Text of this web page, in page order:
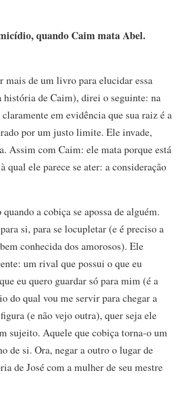
quando Caim mata Abel.
mais de um livro para elucidar essa
história de Caim), direi o seguinte: na
em evidência que sua raiz é a
por um justo limite. Ele invade,
Assim com Caim: ele mata porque está
qual ele parece se ater: a consideração
a cobiça se apossa de alguém.
si, para se locupletar (e é preciso a
conhecida dos amorosos). Ele
um rival que possui o que eu
eu quero guardar só para mim (é a
do qual vou me servir para chegar a
(e não vejo outra), quer seja ele
sujeito. Aquele que cobiça torna-o um
de si. Ora, negar a outro o lugar de
de José com a mulher de seu mestre